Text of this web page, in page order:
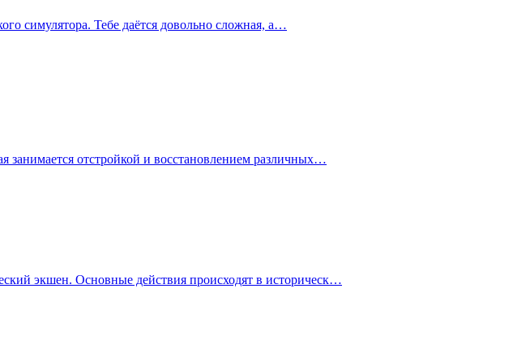
симулятора. Тебе даётся довольно сложная, а…
занимается отстройкой и восстановлением различных…
экшен. Основные действия происходят в историческ…